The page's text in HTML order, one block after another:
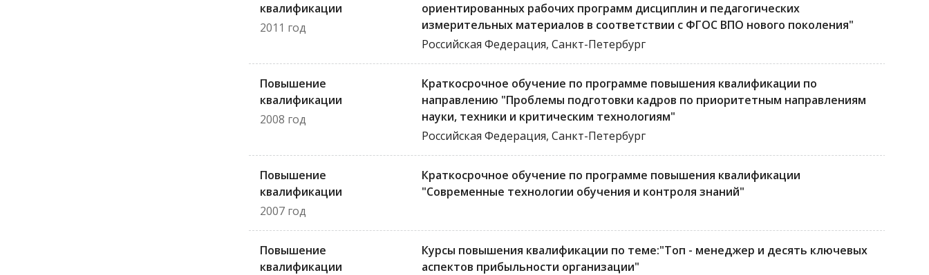
квалификации
2011 год
ориентированных рабочих программ дисциплин и педагогических
измерительных материалов в соответствии с ФГОС ВПО нового поколения"
Российская Федерация, Санкт-Петербург
Повышение
квалификации
2008 год
Краткосрочное обучение по программе повышения квалификации по
направлению "Проблемы подготовки кадров по приоритетным направлениям
науки, техники и критическим технологиям"
Российская Федерация, Санкт-Петербург
Повышение
квалификации
2007 год
Краткосрочное обучение по программе повышения квалификации
"Современные технологии обучения и контроля знаний"
Повышение
квалификации
Курсы повышения квалификации по теме:"Топ - менеджер и десять ключевых
аспектов прибыльности организации"